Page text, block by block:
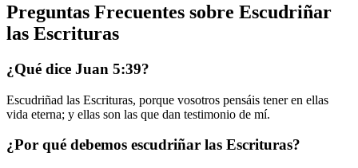
Preguntas Frecuentes sobre Escudriñar
las Escrituras
¿Qué dice Juan 5:39?
Escudriñad las Escrituras, porque vosotros pensáis tener en ellas
vida eterna; y ellas son las que dan testimonio de mí.
¿Por qué debemos escudriñar las Escrituras?